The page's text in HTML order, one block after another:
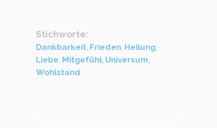
Stichworte:
Dankbarkeit, Frieden, Heilung,
Liebe, Mitgefühl, Universum,
Wohlstand